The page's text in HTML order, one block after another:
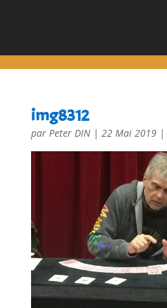
img8312
par Peter DIN| 22 Mai 2019|